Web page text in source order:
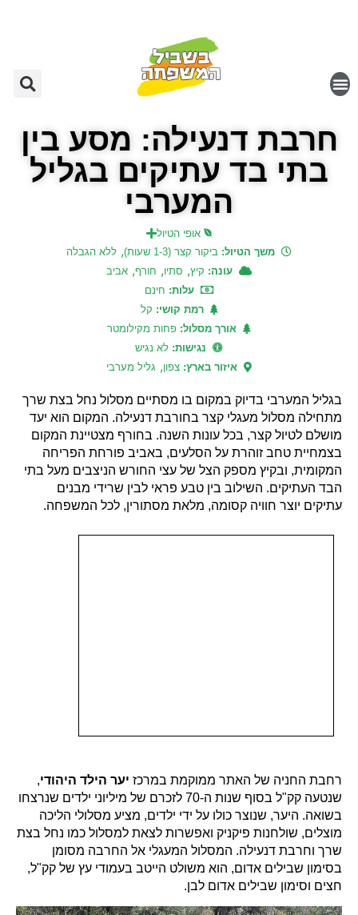
חרבת דנעילה: מסע בין
בתי בד עתיקים בגליל
המערבי
אופי הטיול
משך הטיול: ביקור קצר (1-3 שעות) , ללא הגבלה
עונה: קיץ, סתיו, חורף, אביב
עלות: חינם
רמת קושי: קל
אורך מסלול: פחות מקילומטר
נגישות: לא נגיש
איזור בארץ: צפון, גליל מערבי
בגליל המערבי בדיוק במקום בו מסתיים מסלול נחל בצת שרך
מתחילה מסלול מעגלי קצר בחורבת דנעילה. המקום הוא יעד
מושלם לטיול קצר, בכל עונות השנה. בחורף מצטיינת המקום
בצמחיית טחב זוהרת על הסלעים, באביב פורחת הפריחה
המקומית, ובקיץ מספק הצל של עצי החורש הניצבים מעל בתי
הבד העתיקים. השילוב בין טבע פראי לבין שרידי מבנים
עתיקים יוצר חוויה קסומה, מלאת מסתורין, לכל המשפחה.
רחבת החניה של האתר ממוקמת במרכז יער הילד היהודי,
שנטעה קק"ל בסוף שנות ה-70 לזכרם של מיליוני ילדים שנרצחו
בשואה. היער, שנוצר כולו על ידי ילדים, מציע מסלולי הליכה
מוצלים, שולחנות פיקניק ואפשרות לצאת למסלול כמו נחל בצת
שרך וחרבת דנעילה. המסלול המעגלי אל החרבה מסומן
בסימון שבילים אדום, הוא משולט הייטב בעמודי עץ של קק"ל,
חצים וסימון שבילים אדום לבן.